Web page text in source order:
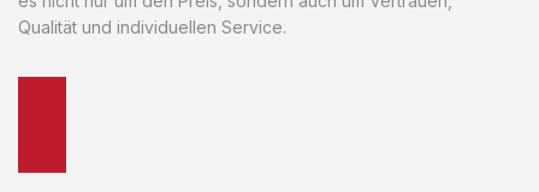
Qualität und individuellen Service.